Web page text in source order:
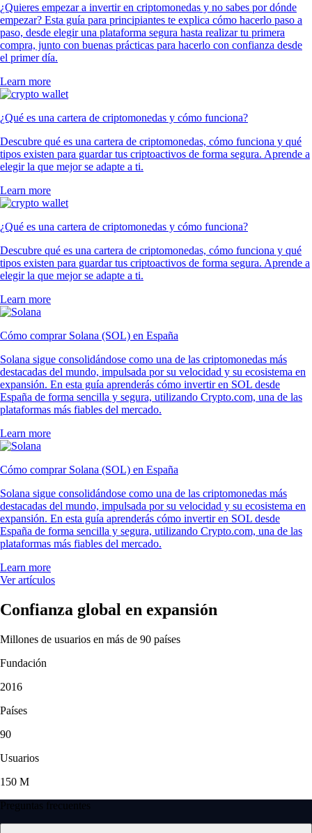
¿Quieres empezar a invertir en criptomonedas y no sabes por dónde
empezar? Esta guía para principiantes te explica cómo hacerlo paso a
paso, desde elegir una plataforma segura hasta realizar tu primera
compra, junto con buenas prácticas para hacerlo con confianza desde
el primer día.
Learn more
¿Qué es una cartera de criptomonedas y cómo funciona?
Descubre qué es una cartera de criptomonedas, cómo funciona y qué
tipos existen para guardar tus criptoactivos de forma segura. Aprende a
elegir la que mejor se adapte a ti.
Learn more
¿Qué es una cartera de criptomonedas y cómo funciona?
Descubre qué es una cartera de criptomonedas, cómo funciona y qué
tipos existen para guardar tus criptoactivos de forma segura. Aprende a
elegir la que mejor se adapte a ti.
Learn more
Cómo comprar Solana (SOL) en España
Solana sigue consolidándose como una de las criptomonedas más
destacadas del mundo, impulsada por su velocidad y su ecosistema en
expansión. En esta guía aprenderás cómo invertir en SOL desde
España de forma sencilla y segura, utilizando Crypto.com, una de las
plataformas más fiables del mercado.
Learn more
Cómo comprar Solana (SOL) en España
Solana sigue consolidándose como una de las criptomonedas más
destacadas del mundo, impulsada por su velocidad y su ecosistema en
expansión. En esta guía aprenderás cómo invertir en SOL desde
España de forma sencilla y segura, utilizando Crypto.com, una de las
plataformas más fiables del mercado.
Learn more
Ver artículos
Confianza global en expansión
Millones de usuarios en más de 90 países
Fundación
2016
Países
90
Usuarios
150 M
Preguntas frecuentes